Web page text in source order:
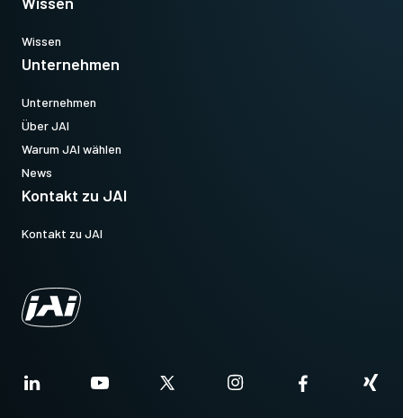
Wissen
Unternehmen
Unternehmen
Über JAI
Warum JAI wählen
News
Kontakt zu JAI
Kontakt zu JAI